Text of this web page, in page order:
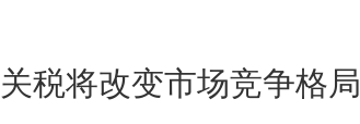
税将改变市场竞争格局